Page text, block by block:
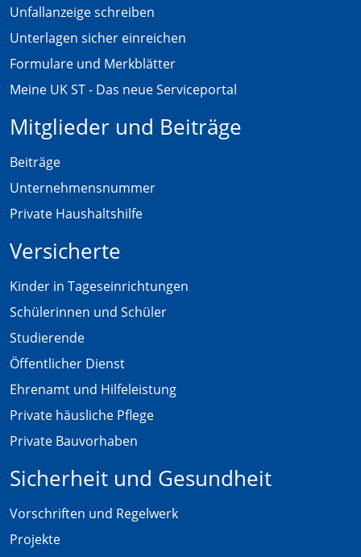
Unfallanzeige schreiben
Unterlagen sicher einreichen
Formulare und Merkblätter
Meine UK ST - Das neue Serviceportal
Mitglieder und Beiträge
Beiträge
Unternehmensnummer
Private Haushaltshilfe
Versicherte
Kinder in Tageseinrichtungen
Schülerinnen und Schüler
Studierende
Öffentlicher Dienst
Ehrenamt und Hilfeleistung
Private häusliche Pflege
Private Bauvorhaben
Sicherheit und Gesundheit
Vorschriften und Regelwerk
Projekte